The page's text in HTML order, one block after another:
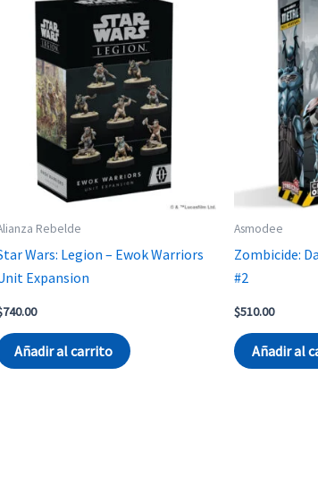
Rebelde
Wars: Legion – Ewok Warriors
Expansion
740.00
Añadir al carrito
Asmodee
Zombicide:
#2
$510.00
Añadir al